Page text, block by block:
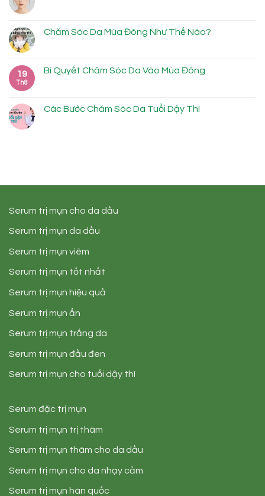
Chăm Sóc Da Mùa Đông Như Thế Nào?
19
Th8
Bí Quyết Chăm Sóc Da Vào Mùa Đông
Các Bước Chăm Sóc Da Tuổi Dậy Thì
Serum trị mụn cho da dầu
Serum trị mụn da dầu
Serum trị mụn viêm
Serum trị mụn tốt nhất
Serum trị mụn hiệu quả
Serum trị mụn ẩn
Serum trị mụn trắng da
Serum trị mụn đầu đen
Serum trị mụn cho tuổi dậy thì
Serum đặc trị mụn
Serum trị mụn trị thâm
Serum trị mụn thâm cho da dầu
Serum trị mụn cho da nhạy cảm
Serum trị mụn hàn quốc